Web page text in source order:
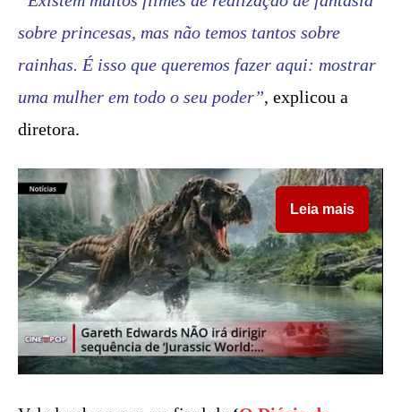
sobre princesas, mas não temos tantos sobre
rainhas. É isso que queremos fazer aqui: mostrar
uma mulher em todo o seu poder”, explicou a
diretora.
Leia mais